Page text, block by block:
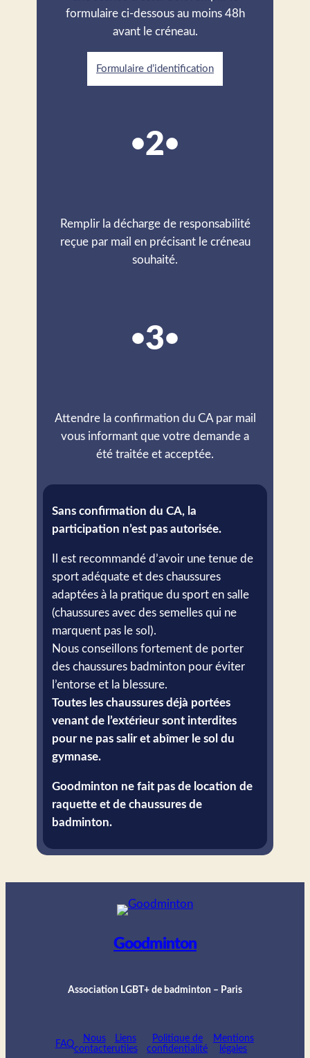
formulaire ci-dessous au moins 48h
avant le créneau.
Formulaire d’identification
2
Remplir la décharge de responsabilité
reçue par mail en précisant le créneau
souhaité.
3
Attendre la confirmation du CA par mail
vous informant que votre demande a
été traitée et acceptée.
Sans confirmation du CA, la
participation n’est pas autorisée.
Il est recommandé d’avoir une tenue de
sport adéquate et des chaussures
adaptées à la pratique du sport en salle
(chaussures avec des semelles qui ne
marquent pas le sol).
Nous conseillons fortement de porter
des chaussures badminton pour éviter
l’entorse et la blessure.
Toutes les chaussures déjà portées
venant de l’extérieur sont interdites
pour ne pas salir et abîmer le sol du
gymnase.
Goodminton ne fait pas de location de
raquette et de chaussures de
badminton.
Goodminton
Association LGBT+ de badminton – Paris
FAQ
Nous
contacter
Liens
utiles
Politique de
confidentialité
Mentions
légales